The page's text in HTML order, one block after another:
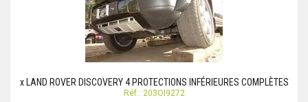
x LAND ROVER DISCOVERY 4 PROTECTIONS INFÉRIEURES COMPLÈTES
Réf.: 203OI9272